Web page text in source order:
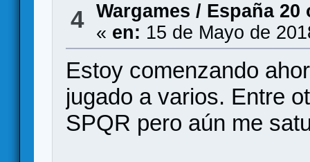
4 Wargames / España 20
« en: 15 de Mayo de
Estoy comenzando
jugado a varios. Entre
SPQR pero aún me